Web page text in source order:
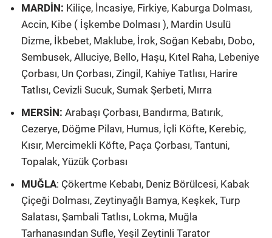
MARDİN: Kiliçe, İncasiye, Firkiye, Kaburga Dolması,
Accin, Kibe ( İşkembe Dolması ), Mardin Usulü
Dizme, İkbebet, Maklube, İrok, Soğan Kebabı, Dobo,
Sembusek, Alluciye, Bello, Haşu, Kıtel Raha, Lebeniye
Çorbası, Un Çorbası, Zingil, Kahiye Tatlısı, Harire
Tatlısı, Cevizli Sucuk, Sumak Şerbeti, Mırra
MERSİN: Arabaşı Çorbası, Bandırma, Batırık,
Cezerye, Döğme Pilavı, Humus, İçli Köfte, Kerebiç,
Kısır, Mercimekli Köfte, Paça Çorbası, Tantuni,
Topalak, Yüzük Çorbası
MUĞLA: Çökertme Kebabı, Deniz Börülcesi, Kabak
Çiçeği Dolması, Zeytinyağlı Bamya, Keşkek, Turp
Salatası, Şambali Tatlısı, Lokma, Muğla
Tarhanasından Sufle, Yeşil Zeytinli Tarator